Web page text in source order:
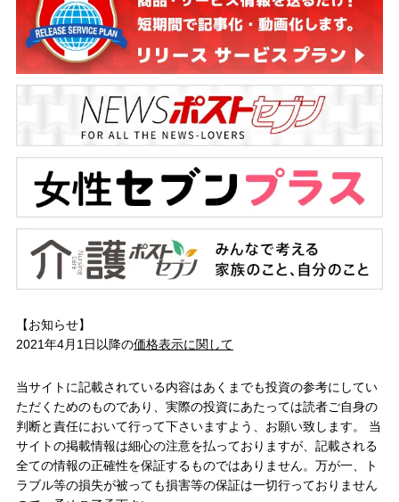
【お知らせ】
2021年4月1日以降の価格表示に関して
当サイトに記載されている内容はあくまでも投資の参考にしてい
ただくためのものであり、実際の投資にあたっては読者ご自身の
判断と責任において行って下さいますよう、お願い致します。 当
サイトの掲載情報は細心の注意を払っておりますが、記載される
全ての情報の正確性を保証するものではありません。万が一、ト
ラブル等の損失が被っても損害等の保証は一切行っておりません